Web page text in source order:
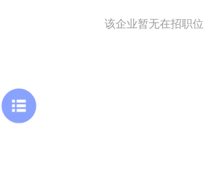
该企业暂无在招职位